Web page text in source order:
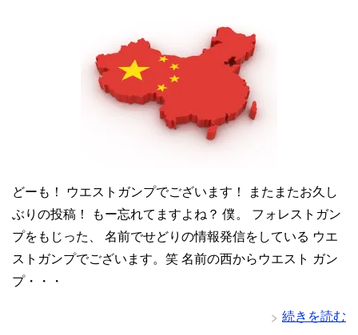
どーも！ ウエストガンプでございます！ またまたお久し
ぶりの投稿！ もー忘れてますよね？ 僕。 フォレストガン
プをもじった、 名前でせどりの情報発信をしている ウエ
ストガンプでございます。笑 名前の西からウエスト ガン
プ・・・
続きを読む